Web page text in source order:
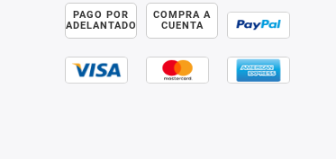
PAGO POR
ADELANTADO
COMPRA A
CUENTA